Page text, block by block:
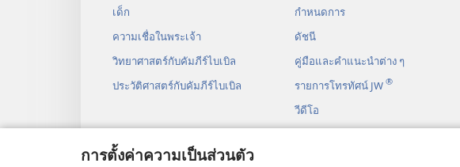
การตั้งค่าความเป็นส่วนตัว
เด็ก
ความเชื่อในพระเจ้า
วิทยาศาสตร์กับคัมภีร์ไบเบิล
ประวัติศาสตร์กับคัมภีร์ไบเบิล
กำหนด​การ
ดัชนี
คู่มือ​และ​คำ​แนะ​นำ​ต่าง​ ๆ
รายการโทรทัศน์ JW ®
วีดีโอ